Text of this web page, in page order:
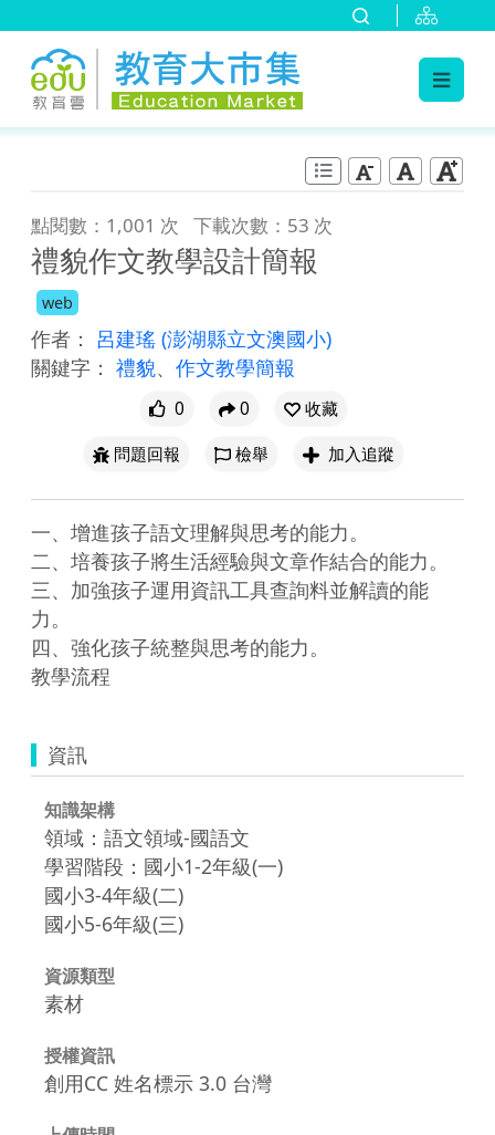
點閱數：1,001 次 下載次數：53 次
禮貌作文教學設計簡報
web
作者： 呂建瑤 (澎湖縣立文澳國小)
關鍵字： 禮貌、 作文教學簡報
0 0
收藏
問題回報
檢舉 加入追蹤
一、增進孩子語文理解與思考的能力。
二、培養孩子將生活經驗與文章作結合的能力。
三、加強孩子運用資訊工具查詢料並解讀的能
力。
四、強化孩子統整與思考的能力。
教學流程
資訊
知識架構
領域：語文領域-國語文
學習階段：國小1-2年級(一)
國小3-4年級(二)
國小5-6年級(三)
資源類型
素材
授權資訊
創用CC 姓名標示 3.0 台灣